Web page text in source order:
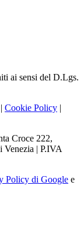
ai sensi del D.Lgs.
| Cookie Policy |
Croce 222,
| P.IVA
Policy di Google e